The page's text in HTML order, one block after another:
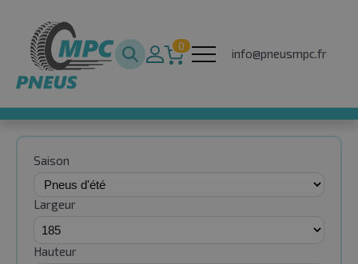
0
info@pneusmpc.fr
Saison
Largeur
Hauteur